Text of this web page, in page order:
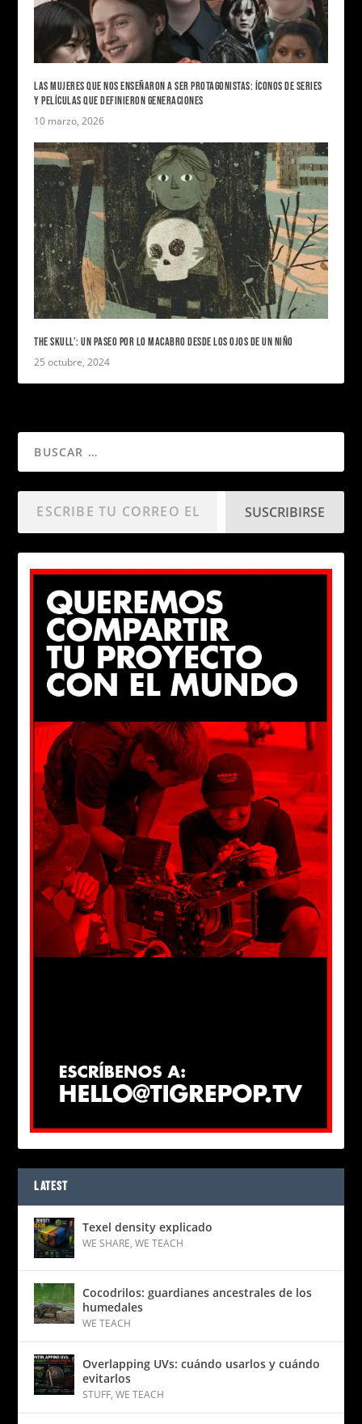
LAS MUJERES QUE NOS ENSEÑARON A SER PROTAGONISTAS: ÍCONOS DE SERIES
Y PELÍCULAS QUE DEFINIERON GENERACIONES
10 marzo, 2026
THE SKULL’: UN PASEO POR LO MACABRO DESDE LOS OJOS DE UN NIÑO
25 octubre, 2024
SUSCRIBIRSE
LATEST
Texel density explicado
WE SHARE,WE TEACH
Cocodrilos: guardianes ancestrales de los
humedales
WE TEACH
Overlapping UVs: cuándo usarlos y cuándo
evitarlos
STUFF,WE TEACH